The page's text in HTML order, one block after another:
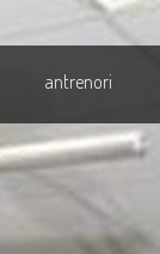
antrenori